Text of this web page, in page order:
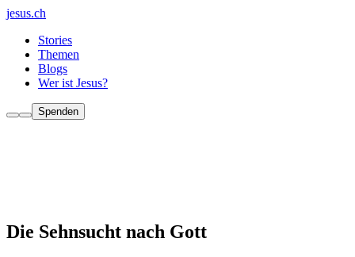
jesus.ch
Stories
Themen
Blogs
Wer ist Jesus?
Spenden
Die Sehnsucht nach Gott